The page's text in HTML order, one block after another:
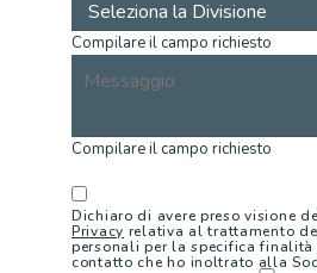
Compilare il campo richiesto
Compilare il campo richiesto
Dichiaro di avere preso visione
Privacy relativa al trattamento
personali per la specifica
contatto che ho inoltrato alla